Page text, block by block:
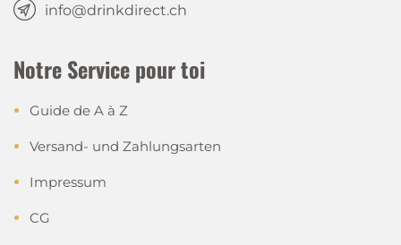
info@drinkdirect.ch
Notre Service pour toi
Guide de A à Z
Versand- und Zahlungsarten
Impressum
CG